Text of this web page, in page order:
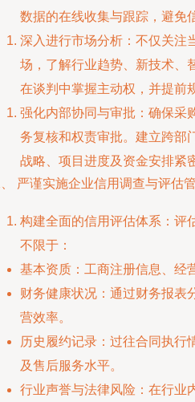
数据的在线收集与跟踪，避免
深入进行市场分析：不仅关注
场，了解行业趋势、新技术、
在谈判中掌握主动权，并提前
强化内部协同与审批：确保采
务复核和权责审批。建立跨部
战略、项目进度及资金安排紧
严谨实施企业信用调查与评估
构建全面的信用评估体系：评
不限于：
基本资质：工商注册信息、经
财务健康状况：通过财务报表
营效率。
历史履约记录：过往合同执行
及售后服务水平。
行业声誉与法律风险：在行业